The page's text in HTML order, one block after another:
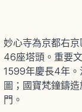
妙心寺為京都右
46座塔頭。重要
1599年慶長4年。
圖；國寶梵鐘鑄
門。